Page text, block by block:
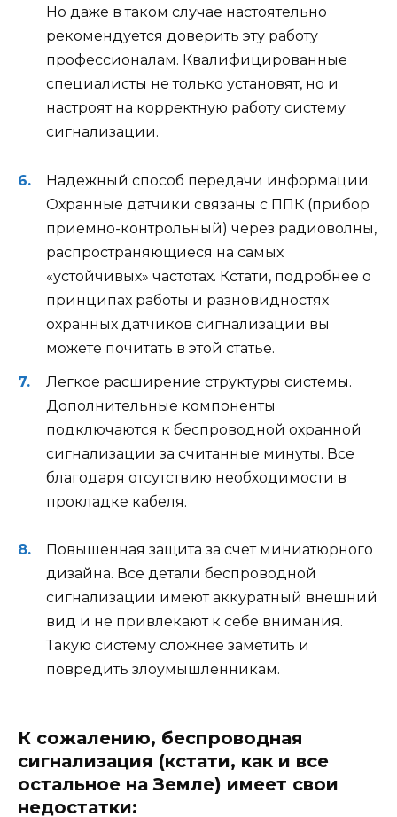
Но даже в таком случае настоятельно
рекомендуется доверить эту работу
профессионалам. Квалифицированные
специалисты не только установят, но и
настроят на корректную работу систему
сигнализации.
Надежный способ передачи информации.
Охранные датчики связаны с ППК (прибор
приемно-контрольный) через радиоволны,
распространяющиеся на самых
«устойчивых» частотах. Кстати, подробнее о
принципах работы и разновидностях
охранных датчиков сигнализации вы
можете почитать в этой статье.
Легкое расширение структуры системы.
Дополнительные компоненты
подключаются к беспроводной охранной
сигнализации за считанные минуты. Все
благодаря отсутствию необходимости в
прокладке кабеля.
Повышенная защита за счет миниатюрного
дизайна. Все детали беспроводной
сигнализации имеют аккуратный внешний
вид и не привлекают к себе внимания.
Такую систему сложнее заметить и
повредить злоумышленникам.
К сожалению, беспроводная
сигнализация (кстати, как и все
остальное на Земле) имеет свои
недостатки: